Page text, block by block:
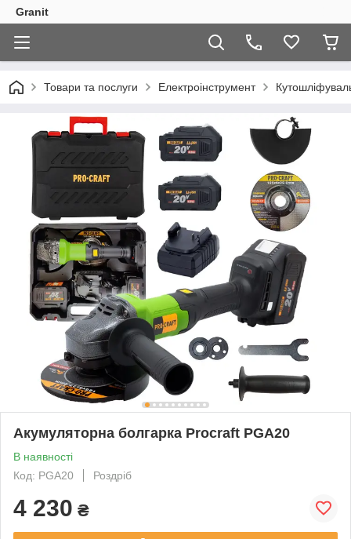
Granit
Товари та послуги Електроінструмент
Акумуляторна болгарка Procraft PGA20
В наявності
Код: PGA20
Роздріб
4 230 ₴